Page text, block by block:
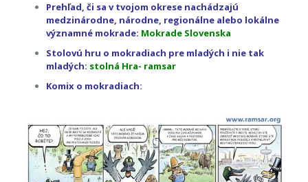
Prehľad, či sa v tvojom okrese nachádzajú
medzinárodne, národne, regionálne alebo lokálne
významné mokrade: Mokrade Slovenska
Stolovú hru o mokradiach pre mladých i nie tak
mladých: stolná Hra- ramsar
Komix o mokradiach: